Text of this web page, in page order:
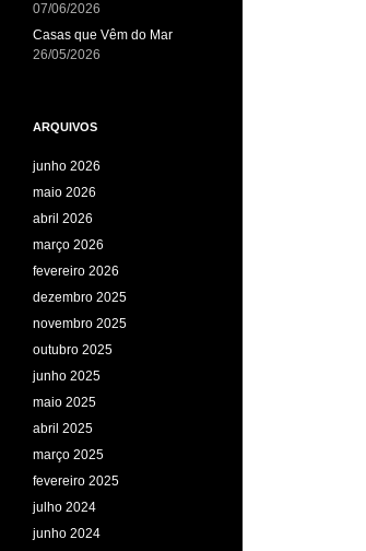
07/06/2026
Casas que Vêm do Mar
26/05/2026
ARQUIVOS
junho 2026
maio 2026
abril 2026
março 2026
fevereiro 2026
dezembro 2025
novembro 2025
outubro 2025
junho 2025
maio 2025
abril 2025
março 2025
fevereiro 2025
julho 2024
junho 2024